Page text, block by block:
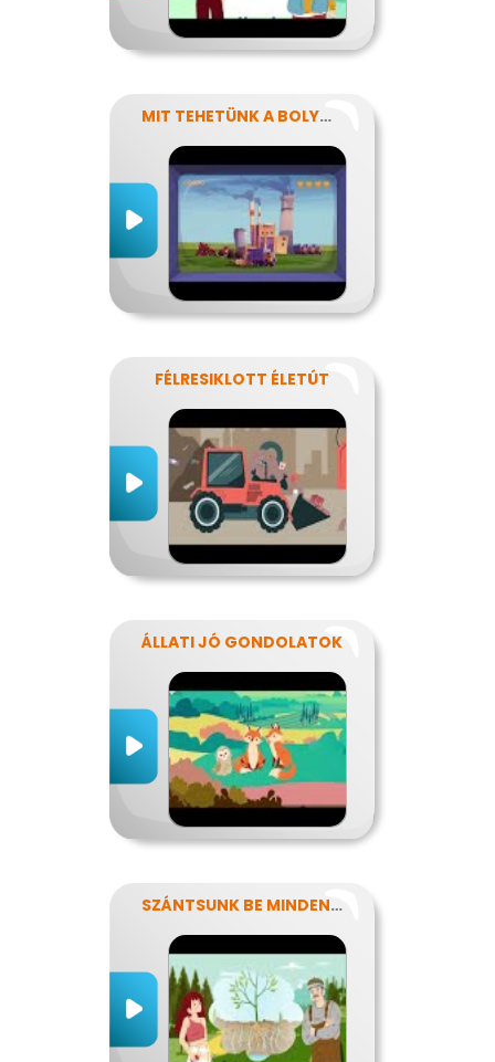
MIT TEHETÜNK A BOLYGÓNKÉRT?
FÉLRESIKLOTT ÉLETÚT
ÁLLATI JÓ GONDOLATOK
SZÁNTSUNK BE MINDENT? FENNTARTHATÓ GAZDÁLKODÁS.